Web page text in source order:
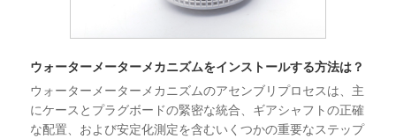
ウォーターメーターメカニズムをインストールする方法は？
ウォーターメーターメカニズムのアセンブリプロセスは、主
にケースとプラグボードの緊密な統合、ギアシャフトの正確
な配置、および安定化測定を含むいくつかの重要なステップ